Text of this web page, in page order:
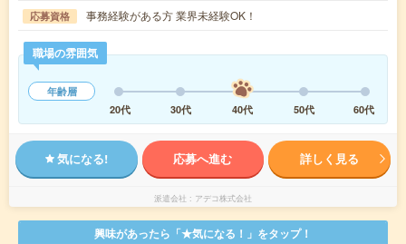
応募資格 事務経験がある方 業界未経験OK！
職場の雰囲気
年齢層
20代
30代 40代 50代 60代
気になる! 応募へ進む 詳しく見る
派遣会社 アデコ株式会社
興味があったら「★気になる！」をタップ！